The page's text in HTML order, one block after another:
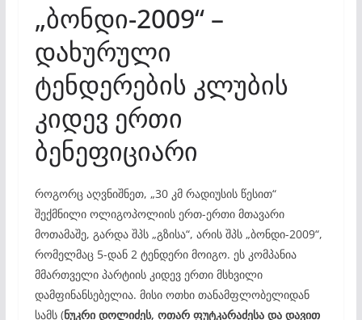
„ბონდი-2009“ –
დახურული
ტენდერების კლუბის
კიდევ ერთი
ბენეფიციარი
როგორც აღვნიშნეთ, „30 კმ რადიუსის წესით“
შექმნილი ოლიგოპოლიის ერთ-ერთი მთავარი
მოთამაშე, გარდა შპს „გზისა“, არის შპს „ბონდი-2009“,
რომელმაც 5-დან 2 ტენდერი მოიგო. ეს კომპანია
მმართველი პარტიის კიდევ ერთი მსხვილი
დამფინანსებელია. მისი ოთხი თანამფლობელიდან
სამს (ნუკრი დოლიძეს, ოთარ ფუტკარაძესა და დავით